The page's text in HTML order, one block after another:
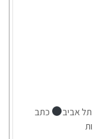
תל אביב
כתב